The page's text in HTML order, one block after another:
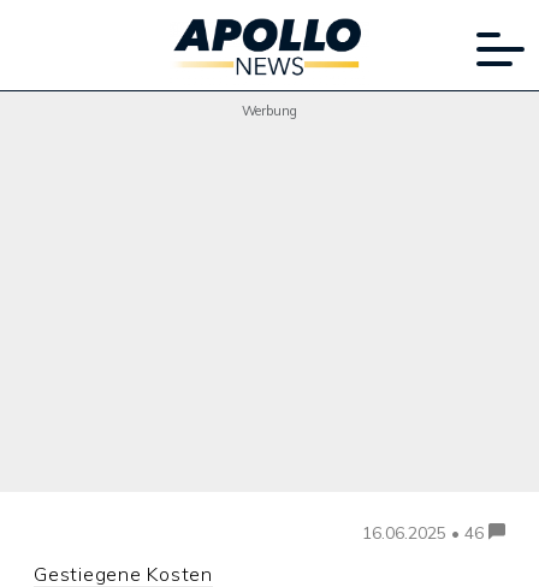
Werbung
16.06.2025 • 46
Gestiegene Kosten